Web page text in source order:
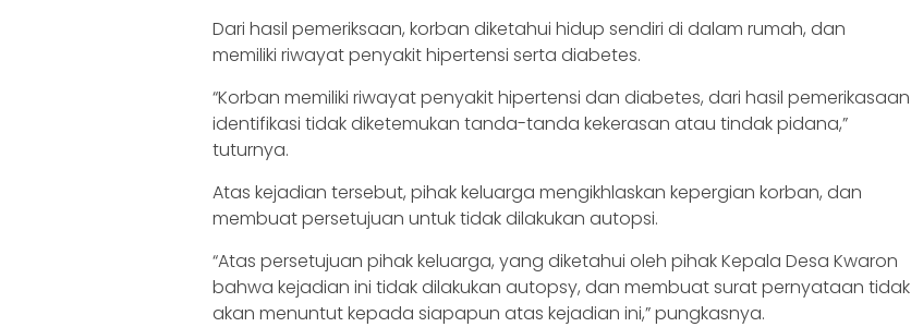
Dari hasil pemeriksaan, korban diketahui hidup sendiri di dalam rumah, dan
memiliki riwayat penyakit hipertensi serta diabetes.
“Korban memiliki riwayat penyakit hipertensi dan diabetes, dari hasil pemerikasaan
identifikasi tidak diketemukan tanda-tanda kekerasan atau tindak pidana,”
tuturnya.
Atas kejadian tersebut, pihak keluarga mengikhlaskan kepergian korban, dan
membuat persetujuan untuk tidak dilakukan autopsi.
“Atas persetujuan pihak keluarga, yang diketahui oleh pihak Kepala Desa Kwaron
bahwa kejadian ini tidak dilakukan autopsy, dan membuat surat pernyataan tidak
akan menuntut kepada siapapun atas kejadian ini,” pungkasnya.